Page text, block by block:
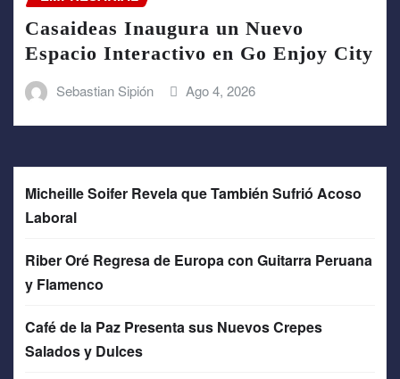
Casaideas Inaugura un Nuevo
Espacio Interactivo en Go Enjoy City
Sebastian Sipión Ago 4, 2026
Micheille Soifer Revela que También Sufrió Acoso
Laboral
Riber Oré Regresa de Europa con Guitarra Peruana
y Flamenco
Café de la Paz Presenta sus Nuevos Crepes
Salados y Dulces